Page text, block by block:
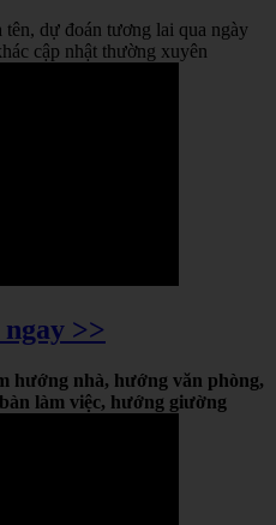
dự đoán tương lai qua ngày
cập nhật thường xuyên
>>
hướng nhà, hướng văn phòng,
làm việc, hướng giường